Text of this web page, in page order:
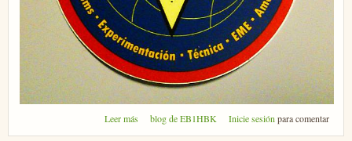
Leer más sobre Micromeet 2024
blog de EB1HBK Inicie sesiónpara comentar